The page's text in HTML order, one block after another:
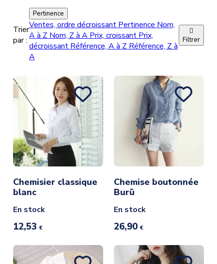
Trier
par :
Pertinence
Ventes, ordre décroissant Pertinence Nom,
A à Z Nom, Z à A Prix, croissant Prix,
décroissant Référence, A à Z Référence, Z à
A

Filtrer
Chemisier classique
blanc
En stock
12,53 €
Chemise boutonnée
Burū
En stock
26,90 €